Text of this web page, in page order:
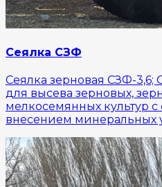
Сеялка СЗФ
Сеялка зерновая СЗФ-3,6;
для высева зерновых,
мелкосемянных культур
внесением минеральных